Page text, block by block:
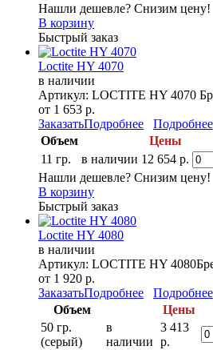
Нашли дешевле? Снизим цену!
В корзину
Быстрый заказ
Loctite HY 4070
в наличии
Артикул: LOCTITE HY 4070
от 1 653 р.
ЗаказатьПодробнее
Подробнее
Объем
Цены
11 гр.
в наличии 12 654 р.
Нашли дешевле? Снизим цену!
В корзину
Быстрый заказ
Loctite HY 4080
в наличии
Артикул: LOCTITE HY 4080
от 1 920 р.
ЗаказатьПодробнее
Подробнее
Объем
Цены
50 гр.
(серый)
в
наличии
3 413
р.